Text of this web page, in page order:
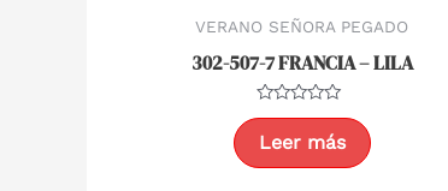
VERANO SEÑORA PEGADO
302-507-7 FRANCIA – LILA
Valorado
con
0
Leer más